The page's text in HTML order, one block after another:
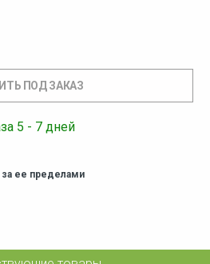
5 - 7 дней
за ее пределами